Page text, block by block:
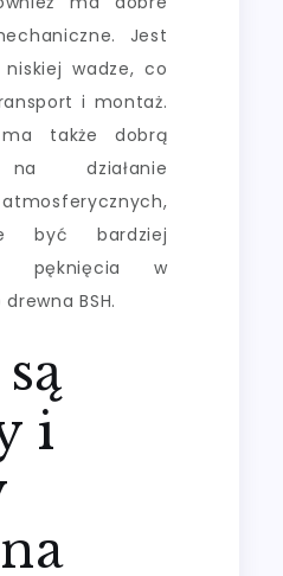
Jest
wadze, co
i montaż.
ma także dobrą
działanie
być bardziej
pęknięcia w
BSH.
i